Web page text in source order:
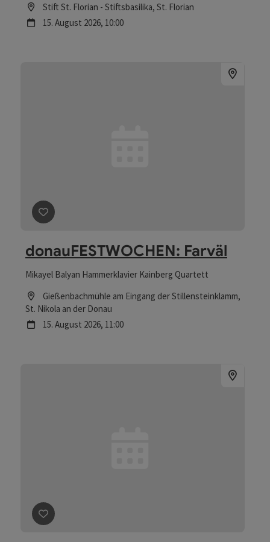
Brucknerorgel verleihen dem Gottesdienst die besondere
Note.
Location
Stift St. Florian - Stiftsbasilika, St. Florian
Nächster Termin
15. August 2026, 10:00
Beitrag merken
donauFESTWOCHEN: Farväl
Mikayel Balyan Hammerklavier Kainberg Quartett
Location
Gießenbachmühle am Eingang der Stillensteinklamm,
St. Nikola an der Donau
Nächster Termin
15. August 2026, 11:00
Beitrag merken